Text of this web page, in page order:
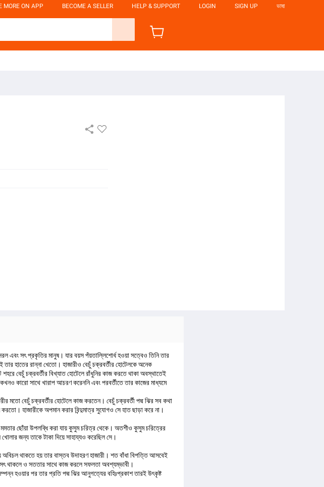
MORE ON APP BECOME A SELLER HELP & SUPPORT LOGIN SIGN UP ভাষা
এবং সৎ প্রকৃতির মানুষ। যার বয়স পঁয়তাল্লিশোর্ধ হওয়া সত্বেও তিনি তার
হাতের রান্না খেতো। হাজারীও বেচুঁ চক্রবর্তীর হোটেলকে অনেক
বেচুঁ চক্রবর্তীর বিখ্যাত হোটেলে রাঁধুনির কাজ করতে থাকা অবস্থাতেই
কারো সাথে খারাপ আচরণ করেননি এবং পরবর্তীতে তার কাজের মাধ্যমে
মতো বেচুঁ চক্রবর্তীর হোটেলে কাজ করতেন। বেচুঁ চক্রবর্তী পদ্ম ঝির সব কথা
হাজারীকে অপমান করার বিন্দুমাত্র সুযোগও সে হাত ছাড়া করে না।
ছোঁয়া উপলব্ধি করা যায় কুসুম চরিত্র থেকে। অতশীও কুসুম চরিত্রের
জন্য তাকে টাকা দিয়ে সাহায্যও করেছিল সে।
থাকতে হয় তার বাস্তব উদাহরণ হাজারী। শত বাঁধা বিপত্তি আসবেই
থাকলে ও সততার সাথে কাজ করলে সফলতা অবশ্যম্ভাবী।
হওয়ার পর তার প্রতি পদ্ম ঝির আনুগত্যের বহিঃপ্রকাশ তারই উৎকৃষ্ট